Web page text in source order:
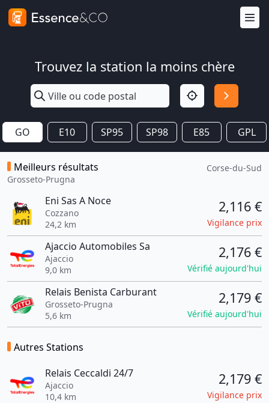
Trouvez la station la moins chère
GO E10 SP95 SP98 E85 GPL
Meilleurs résultats
Grosseto-Prugna
Corse-du-Sud
Eni Sas A Noce
Cozzano
24,2 km
2,116 €
Vigilance prix
Ajaccio Automobiles Sa
Ajaccio
9,0 km
2,176 €
Vérifié aujourd'hui
Relais Benista Carburant
Grosseto-Prugna
5,6 km
2,179 €
Vérifié aujourd'hui
Autres Stations
Relais Ceccaldi 24/7
Ajaccio
10,4 km
2,179 €
Vigilance prix